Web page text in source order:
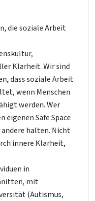
die soziale Arbeit
Klarheit. Wir sind
dass soziale Arbeit
wenn Menschen
werden. Wer
eigenen Safe Space
andere halten. Nicht
innere Klarheit,
in
mit
(Autismus,